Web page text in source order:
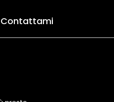
Contattami